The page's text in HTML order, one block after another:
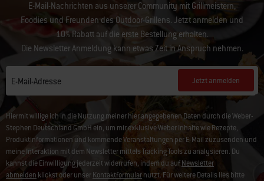
E-Mail-Nachrichten aus unserer Community mit Grillmeistern,
Foodies und Freunden des Outdoor-Grillens. Jetzt anmelden und
10% Rabatt auf die erste Bestellung erhalten.
Die Newsletter Anmeldung kann etwas Zeit in Anspruch nehmen.
E-Mail-Adresse Jetzt anmelden
Hiermit willige ich in die Nutzung meiner hier angegebenen Daten durch die Weber-
Stephen Deutschland GmbH ein, um mir exklusive Weber Inhalte wie Rezepte,
Produktinformationen und kommende Veranstaltungen per E-Mail zuzusenden und
meine Interaktion mit dem Newsletter mittels Tracking Tools zu analysieren. Du
kannst die Einwilligung jederzeit widerrufen, indem du aufNewsletter
abmelden klickst oder unserKontaktformularnutzt. Für weitere Details lies bitte